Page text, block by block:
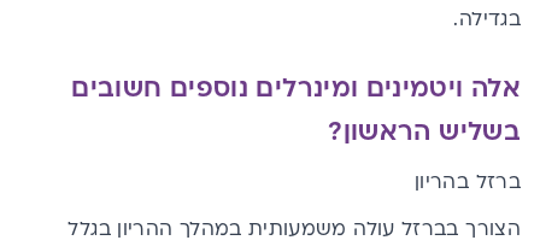
בגדילה.
אלה ויטמינים ומינרלים נוספים חשובים
בשליש הראשון?
ברזל בהריון
הצורך בברזלעולה משמעותית במהלך ההריון בגלל